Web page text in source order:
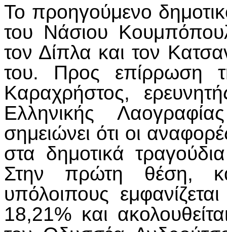
Το προηγούμενο
του Νάσιου
τον Δίπλα και τον
του. Προς επίρρωση
Καραχρήστος,
Ελληνικής
σημειώνει ότι οι
στα δημοτικά
Στην πρώτη θέση,
υπόλοιπους
18,21% και